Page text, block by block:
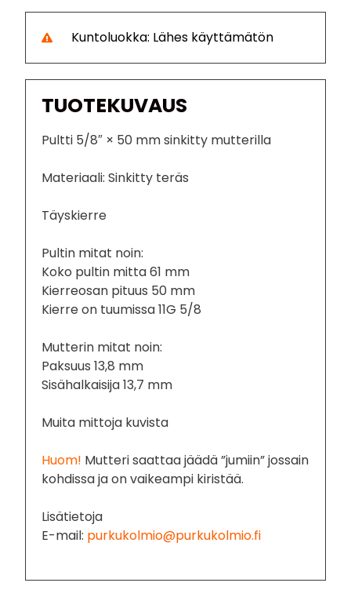
Kuntoluokka: Lähes käyttämätön
TUOTEKUVAUS
Pultti 5/8″ × 50 mm sinkitty mutterilla
Materiaali: Sinkitty teräs
Täyskierre
Pultin mitat noin:
Koko pultin mitta 61 mm
Kierreosan pituus 50 mm
Kierre on tuumissa 11G 5/8
Mutterin mitat noin:
Paksuus 13,8 mm
Sisähalkaisija 13,7 mm
Muita mittoja kuvista
Huom! Mutteri saattaa jäädä ”jumiin” jossain
kohdissa ja on vaikeampi kiristää.
Lisätietoja
E-mail: purkukolmio@purkukolmio.fi